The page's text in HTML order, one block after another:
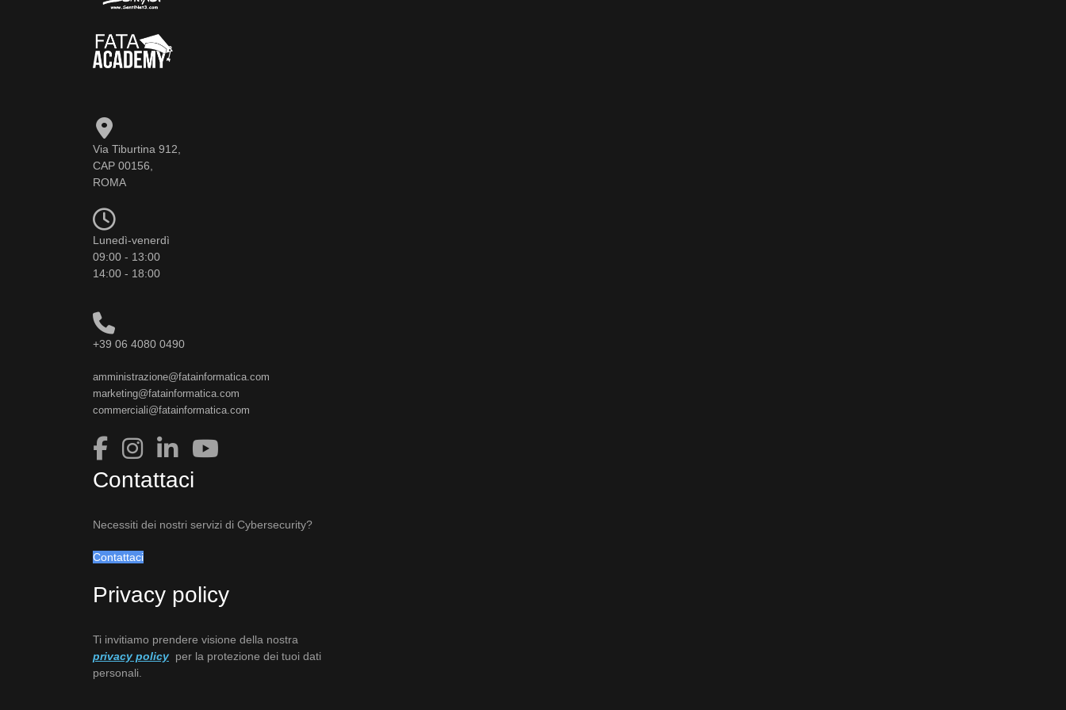
Via Tiburtina 912,
CAP 00156,
ROMA
Lunedì-venerdì
09:00 - 13:00
14:00 - 18:00
+39 06 4080 0490
amministrazione@fatainformatica.com
marketing@fatainformatica.com
commerciali@fatainformatica.com
Contattaci
Necessiti dei nostri servizi di Cybersecurity?
Contattaci
Privacy policy
Ti invitiamo prendere visione della nostra
privacy policy per la protezione dei tuoi dati
personali.